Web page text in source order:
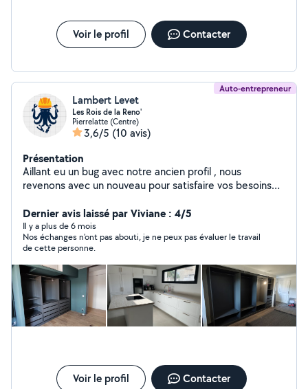
Voir le profil Contacter
Auto-entrepreneur
Lambert Levet
Les Rois de la Reno'
Pierrelatte (Centre)
3,6/5 (10 avis)
Présentation
Aillant eu un bug avec notre ancien profil , nous
revenons avec un nouveau pour satisfaire vos besoins
et Facebook .
Dernier avis laissé par Viviane : 4/5
Il y a plus de 6 mois
Nos échanges n'ont pas abouti, je ne peux pas évaluer le travail
de cette personne.
Voir le profil Contacter